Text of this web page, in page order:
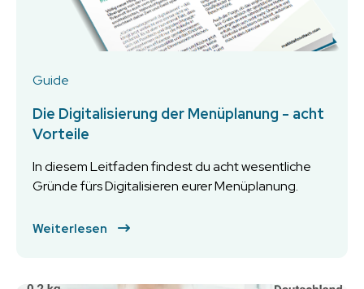
Guide
Die Digitalisierung der Menüplanung - acht
Vorteile
In diesem Leitfaden findest du acht wesentliche
Gründe fürs Digitalisieren eurer Menüplanung.
Weiterlesen